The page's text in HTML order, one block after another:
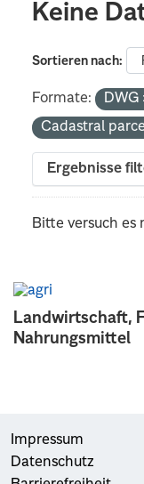
Landwirtschaft,
Nahrungsmittel
Keine
Sortieren nach
Formate: DWG
Cadastral
Ergebnisse
Bitte versuch es
Impressum
Datenschutz